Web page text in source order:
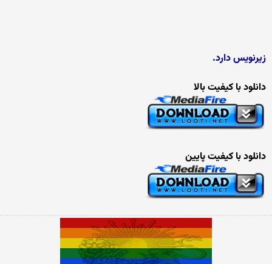
زیرنویس دارد.
دانلود با کیفیت بالا
دانلود با کیفیت پایین